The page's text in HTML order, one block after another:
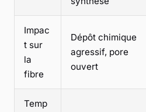
Impac
t sur
la
fibre
Dépôt chimique
agressif, pore
ouvert
Temp